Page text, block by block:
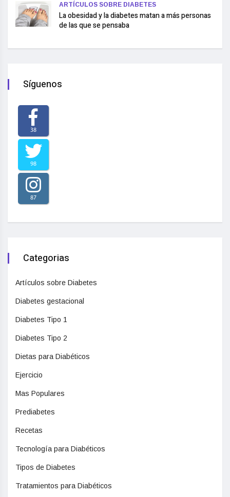
ARTÍCULOS SOBRE DIABETES
La obesidad y la diabetes matan a más personas
de las que se pensaba
Síguenos
38
98
87
Categorias
Artículos sobre Diabetes
Diabetes gestacional
Diabetes Tipo 1
Diabetes Tipo 2
Dietas para Diabéticos
Ejercicio
Mas Populares
Prediabetes
Recetas
Tecnología para Diabéticos
Tipos de Diabetes
Tratamientos para Diabéticos